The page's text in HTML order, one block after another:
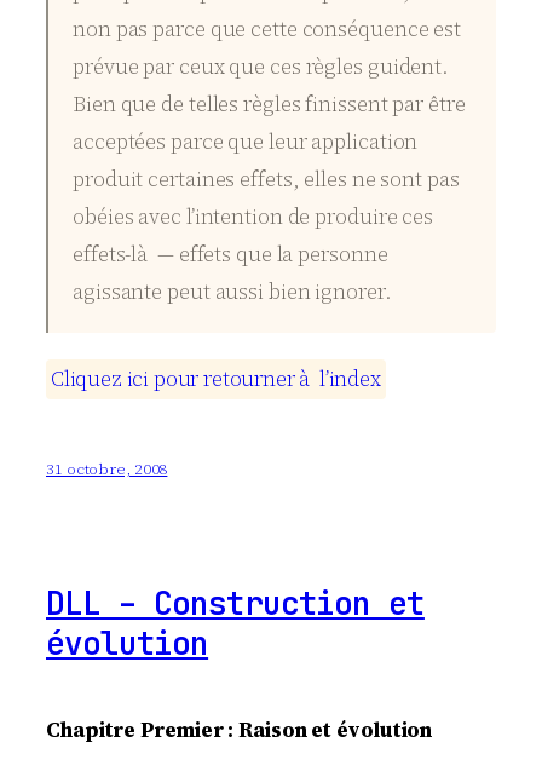
non pas parce que cette conséquence est
prévue par ceux que ces règles guident.
Bien que de telles règles finissent par être
acceptées parce que leur application
produit certaines effets, elles ne sont pas
obéies avec l’intention de produire ces
effets-là — effets que la personne
agissante peut aussi bien ignorer.
Cliquez icipourretournerà l’index
31 octobre, 2008
DLL – Construction et
évolution
ChapitrePremier: Raison et évolution